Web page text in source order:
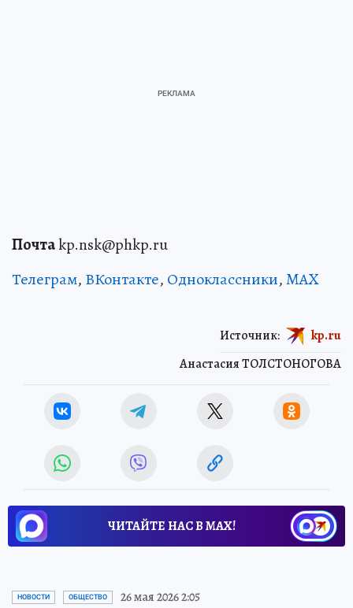
Почтаkp.nsk@phkp.ru
Телеграм, ВКонтакте, Одноклассники,MAX
Анастасия ТОЛСТОНОГОВА
Источник: kp.ru
ЧИТАЙТЕ НАС В МАХ!
НОВОСТИ ОБЩЕСТВО 26 мая 2026 2:05